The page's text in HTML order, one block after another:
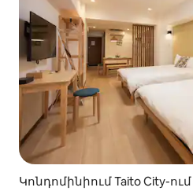
Կոնդոմինիում Taito City-ում